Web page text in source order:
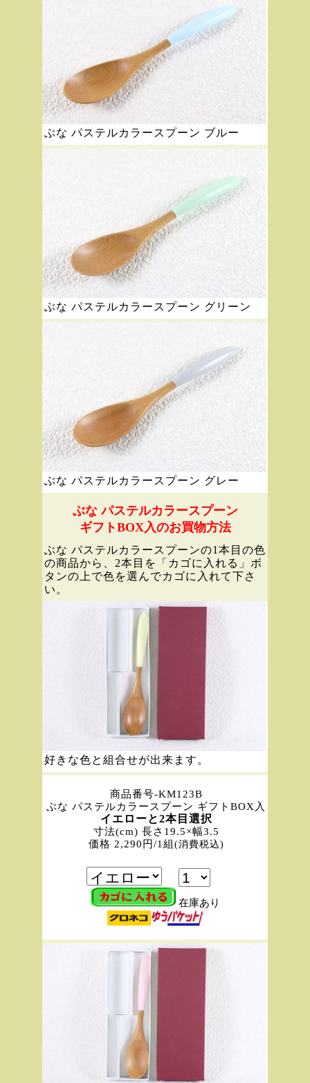
ぶな パステルカラースプーン ブルー
ぶな パステルカラースプーン グリーン
ぶな パステルカラースプーン グレー
ぶな パステルカラースプーン
ギフトBOX入のお買物方法
ぶな パステルカラースプーンの1本目の色
の商品から、2本目を「カゴに入れる」ボ
タンの上で色を選んでカゴに入れて下さ
い。
好きな色と組合せが出来ます。
商品番号-KM123B
ぶな パステルカラースプーン ギフトBOX入
イエローと2本目選択
寸法(cm) 長さ19.5×幅3.5
価格 2,290円/1組 (消費税込)
在庫あり